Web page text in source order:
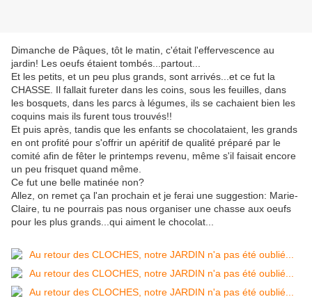
Dimanche de Pâques, tôt le matin, c'était l'effervescence au
jardin! Les oeufs étaient tombés...partout...
Et les petits, et un peu plus grands, sont arrivés...et ce fut la
CHASSE. Il fallait fureter dans les coins, sous les feuilles, dans
les bosquets, dans les parcs à légumes, ils se cachaient bien les
coquins mais ils furent tous trouvés!!
Et puis après, tandis que les enfants se chocolataient, les grands
en ont profité pour s'offrir un apéritif de qualité préparé par le
comité afin de fêter le printemps revenu, même s'il faisait encore
un peu frisquet quand même.
Ce fut une belle matinée non?
Allez, on remet ça l'an prochain et je ferai une suggestion: Marie-
Claire, tu ne pourrais pas nous organiser une chasse aux oeufs
pour les plus grands...qui aiment le chocolat...